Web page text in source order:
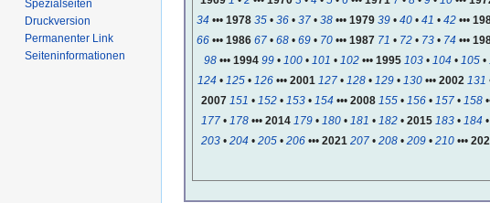
34 ••• 1978 35 • 36 • 37 • 38 ••• 1979 39 • 40 • 41 • 42 •••
66 ••• 1986 67 • 68 • 69 • 70 ••• 1987 71 • 72 • 73 • 74 •••
98••• 1994 99• 100• 101 • 102••• 1995 103• 104• 105•
124• 125• 126••• 2001 127• 128• 129• 130••• 2002 131
2007 151 • 152• 153• 154••• 2008 155• 156• 157• 158
177• 178••• 2014 179• 180• 181 • 182• 2015 183• 184•
203• 204• 205• 206••• 2021 207• 208• 209• 210•••
Spezialseiten
Druckversion
Permanenter Link
Seiten­informationen